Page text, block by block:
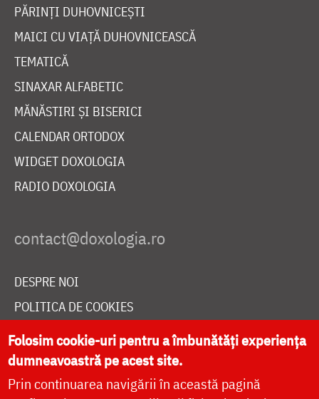
PĂRINȚI DUHOVNICEȘTI
MAICI CU VIAȚĂ DUHOVNICEASCĂ
TEMATICĂ
SINAXAR ALFABETIC
MĂNĂSTIRI ȘI BISERICI
CALENDAR ORTODOX
WIDGET DOXOLOGIA
RADIO DOXOLOGIA
DESPRE NOI
POLITICA DE COOKIES
DONEAZĂ ONLINE PENTRU CATEDRALA NAȚIONALĂ
LIVE
Folosim cookie-uri pentru a îmbunătăți experiența
dumneavoastră pe acest site.
Prin continuarea navigării în această pagină